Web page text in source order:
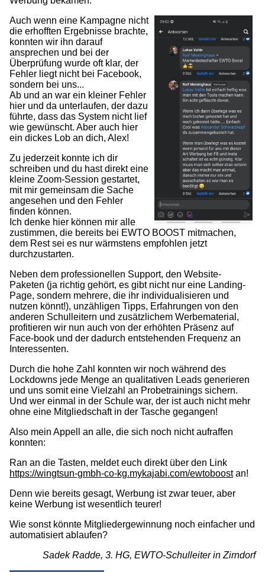
Auch wenn eine Kampagne nicht
die erhofften Ergebnisse brachte,
konnten wir ihn darauf
ansprechen und bei der
Überprüfung wurde oft klar, der
Fehler liegt nicht bei Facebook,
sondern bei uns...
Ab und an war ein kleiner Fehler
hier und da unterlaufen, der dazu
führte, dass das System nicht lief
wie gewünscht. Aber auch hier
ein dickes Lob an dich, Alex!
Zu jederzeit konnte ich dir
schreiben und du hast direkt eine
kleine Zoom-Session gestartet,
mit mir gemeinsam die Sache
angesehen und den Fehler
finden können.
Ich denke hier können mir alle
zustimmen, die bereits bei EWTO BOOST mitmachen,
dem Rest sei es nur wärmstens empfohlen jetzt
durchzustarten.
Neben dem professionellen Support, den Website-
Paketen (ja richtig gehört, es gibt nicht nur eine Landing-
Page, sondern mehrere, die ihr individualisieren und
nutzen könnt!), unzähligen Tipps, Erfahrungen von den
anderen Schulleitern und zusätzlichem Werbematerial,
profitieren wir nun auch von der erhöhten Präsenz auf
Face-book und der dadurch entstehenden Frequenz an
Interessenten.
Durch die hohe Zahl konnten wir noch während des
Lockdowns jede Menge an qualitativen Leads generieren
und uns somit eine Vielzahl an Probetrainings sichern.
Und wer einmal in der Schule war, der ist auch nicht mehr
ohne eine Mitgliedschaft in der Tasche gegangen!
Also mein Appell an alle, die sich noch nicht aufraffen
konnten:
Ran an die Tasten, meldet euch direkt über den Link
https://wingtsun-gmbh-co-kg.mykajabi.com/ewtoboostan!
Denn wie bereits gesagt, Werbung ist zwar teuer, aber
keine Werbung ist wesentlich teurer!
Wie sonst könnte Mitgliedergewinnung noch einfacher und
automatisiert ablaufen?
Sadek Radde, 3. HG, EWTO-Schulleiter in Zirndorf